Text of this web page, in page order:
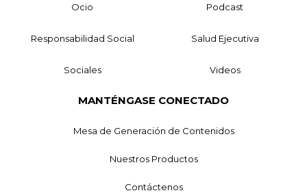
Ocio Podcast
Responsabilidad Social Salud Ejecutiva
Sociales Videos
MANTÉNGASE CONECTADO
Mesa de Generación de Contenidos
Nuestros Productos
Contáctenos